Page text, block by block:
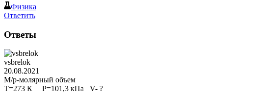
Физика
Ответить
Ответы
vsbrelok
20.08.2021
M/p-молярный объем
T=273 К P=101,3 кПа V- ?